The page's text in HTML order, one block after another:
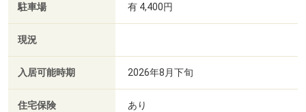
駐車場 有 4,400円
現況
入居可能時期 2026年8月下旬
住宅保険 あり